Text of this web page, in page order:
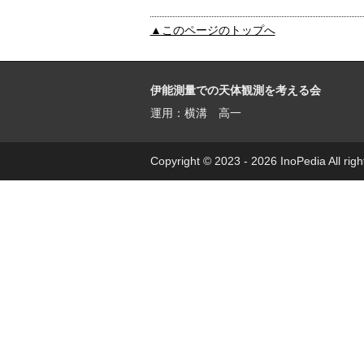
▲このページのトップへ
伊能測量での天体観測を考える会
運用：横溝 高一
Copyright © 2023 - 2026 InoPedia All